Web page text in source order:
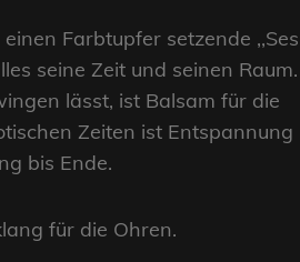
Farbtupfer setzende ,,Ses
seine Zeit und seinen Raum.
lässt, ist Balsam für die
Zeiten ist Entspannung
bis Ende.
für die Ohren.